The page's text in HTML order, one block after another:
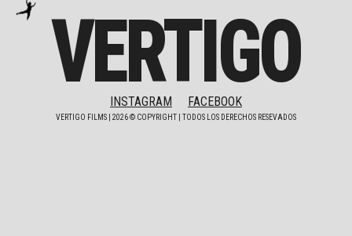
VERTIGO
INSTAGRAM FACEBOOK
VERTIGO FILMS | 2026© COPYRIGHT | TODOS LOS DERECHOS RESEVADOS